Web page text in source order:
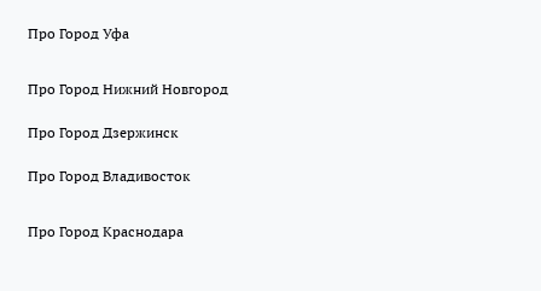
Про Город Уфа
Про Город Нижний Новгород
Про Город Дзержинск
Про Город Владивосток
Про Город Краснодара